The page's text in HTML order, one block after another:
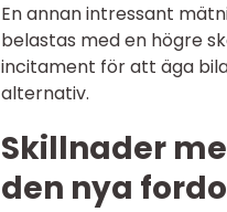
En annan intressant
belastas med en högre
incitament för att äga
alternativ.
Skillnader
den nya